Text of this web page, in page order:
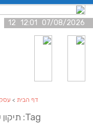
07/08/2026 12:01 12
דף הבית >
Tag: תיקון שער כנפיים בדרום